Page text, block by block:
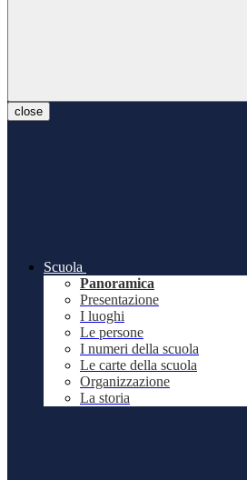
close
Scuola
Panoramica
Presentazione
I luoghi
Le persone
I numeri della scuola
Le carte della scuola
Organizzazione
La storia